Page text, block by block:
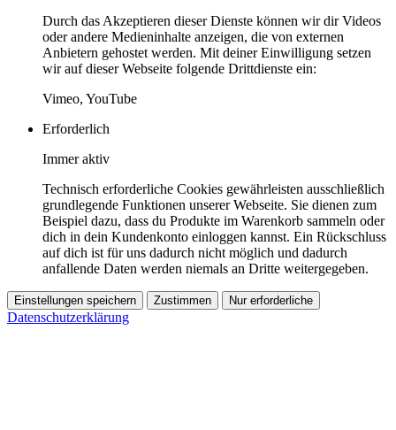
Durch das Akzeptieren dieser Dienste können wir dir Videos
oder andere Medieninhalte anzeigen, die von externen
Anbietern gehostet werden. Mit deiner Einwilligung setzen
wir auf dieser Webseite folgende Drittdienste ein:
Vimeo, YouTube
Erforderlich
Immer aktiv
Technisch erforderliche Cookies gewährleisten ausschließlich
grundlegende Funktionen unserer Webseite. Sie dienen zum
Beispiel dazu, dass du Produkte im Warenkorb sammeln oder
dich in dein Kundenkonto einloggen kannst. Ein Rückschluss
auf dich ist für uns dadurch nicht möglich und dadurch
anfallende Daten werden niemals an Dritte weitergegeben.
Einstellungen speichern Zustimmen Nur erforderliche
Datenschutzerklärung